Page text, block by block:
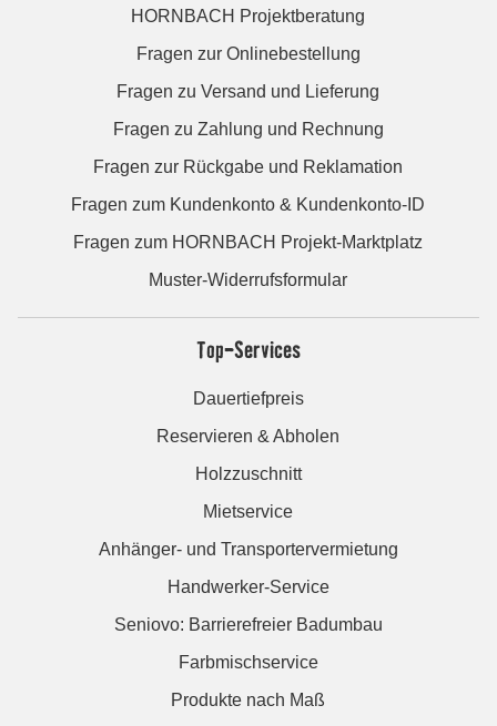
HORNBACH Projektberatung
Fragen zur Onlinebestellung
Fragen zu Versand und Lieferung
Fragen zu Zahlung und Rechnung
Fragen zur Rückgabe und Reklamation
Fragen zum Kundenkonto & Kundenkonto-ID
Fragen zum HORNBACH Projekt-Marktplatz
Muster-Widerrufsformular
Top-Services
Dauertiefpreis
Reservieren & Abholen
Holzzuschnitt
Mietservice
Anhänger- und Transportervermietung
Handwerker-Service
Seniovo: Barrierefreier Badumbau
Farbmischservice
Produkte nach Maß